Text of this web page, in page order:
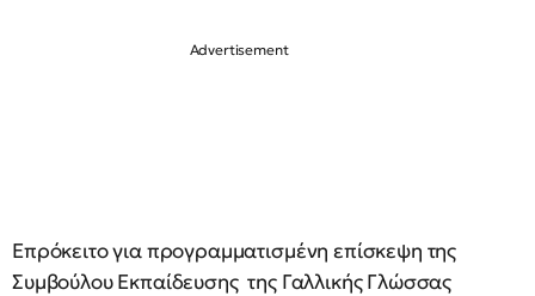
Επρόκειτο για προγραμματισμένη επίσκεψη της
Συμβούλου Εκπαίδευσης της Γαλλικής Γλώσσας